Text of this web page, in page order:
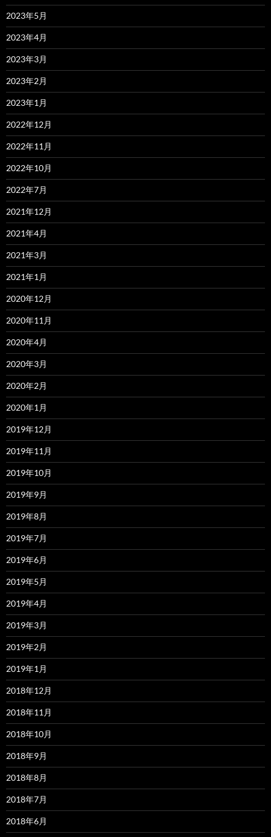
2023年5月
2023年4月
2023年3月
2023年2月
2023年1月
2022年12月
2022年11月
2022年10月
2022年7月
2021年12月
2021年4月
2021年3月
2021年1月
2020年12月
2020年11月
2020年4月
2020年3月
2020年2月
2020年1月
2019年12月
2019年11月
2019年10月
2019年9月
2019年8月
2019年7月
2019年6月
2019年5月
2019年4月
2019年3月
2019年2月
2019年1月
2018年12月
2018年11月
2018年10月
2018年9月
2018年8月
2018年7月
2018年6月